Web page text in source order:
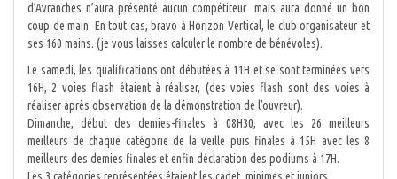
d’Avranches n’aura présenté aucun compétiteur mais aura donné un bon
coup de main. En tout cas, bravo à Horizon Vertical, le club organisateur et
ses 160 mains. (je vous laisses calculer le nombre de bénévoles).
Le samedi, les qualifications ont débutées à 11H et se sont terminées vers
16H, 2 voies flash étaient à réaliser, (des voies flash sont des voies à
réaliser après observation de la démonstration de l’ouvreur).
Dimanche, début des demies-finales à 08H30, avec les 26 meilleurs
meilleurs de chaque catégorie de la veille puis finales à 15H avec les 8
meilleurs des demies finales et enfin déclaration des podiums à 17H.